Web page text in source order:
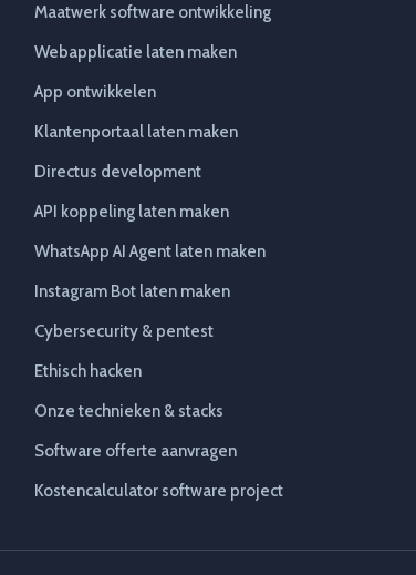
Maatwerk software ontwikkeling
Webapplicatie laten maken
App ontwikkelen
Klantenportaal laten maken
Directus development
API koppeling laten maken
WhatsApp AI Agent laten maken
Instagram Bot laten maken
Cybersecurity & pentest
Ethisch hacken
Onze technieken & stacks
Software offerte aanvragen
Kostencalculator software project